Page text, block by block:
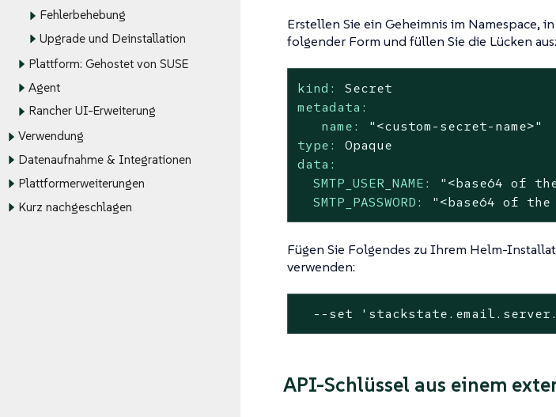
Fehlerbehebung
Upgrade und Deinstallation
Plattform: Gehostet von SUSE
Agent
Rancher UI-Erweiterung
Verwendung
Datenaufnahme & Integrationen
Plattformerweiterungen
Kurz nachgeschlagen
Erstellen Sie ein Geheimnis im Namespace,
folgender Form und füllen Sie die Lücken aus:
kind:
Secret
metadata:
name:
"<custom-secret-name>"
type:
Opaque
data:
SMTP_USER_NAME:
"<base64 of
SMTP_PASSWORD:
"<base64 of the
Fügen Sie Folgendes zu Ihrem Helm-
verwenden:
  --
set
API-Schlüssel aus einem